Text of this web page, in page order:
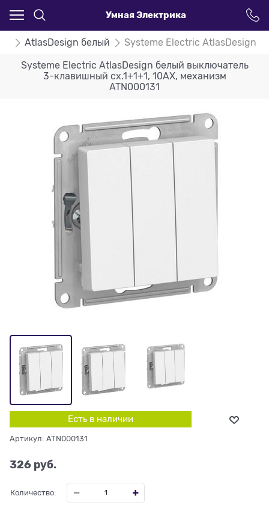
Умная Электрика
AtlasDesign белый Systeme Electric AtlasDesign
Systeme Electric AtlasDesign белый выключатель
3-клавишный сх.1+1+1, 10АХ, механизм
ATN000131
Есть в наличии
Артикул: ATN000131
326 руб.
Количество: